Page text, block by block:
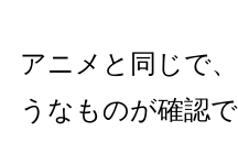
アニメと同じで
うなものが確認で